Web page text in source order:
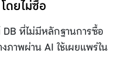
ดยไม่ซื้อ
ที่ไม่มีหลักฐานการซื้อ
ภาพผ่าน AI ใช้เผยแพร่ใน